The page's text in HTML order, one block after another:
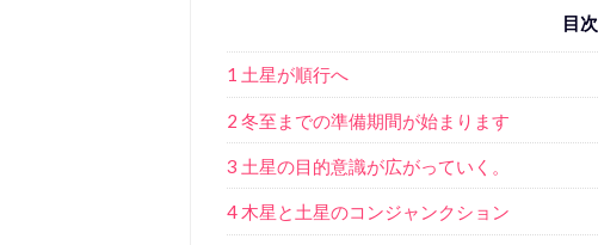
目次
1 土星が順行へ
2 冬至までの準備期間が始まります
3 土星の目的意識が広がっていく。
4 木星と土星のコンジャンクション